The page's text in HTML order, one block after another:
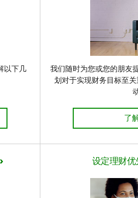
以下几
解详情
我们随时为您或您的朋友
划对于实现财务目标至
为
了
设定理财